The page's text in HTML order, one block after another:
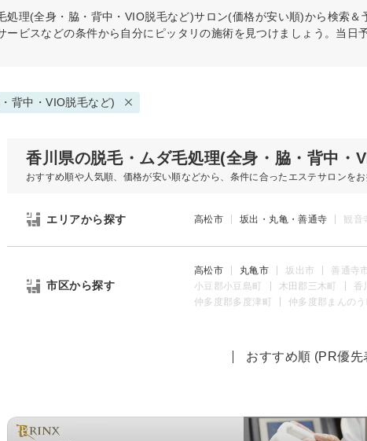
処理(全身・脇・背中・VIO脱毛など)サロン(価格が安い順)から検索＆
ービスなどの条件から自分にピッタリの施術を見つけましょう。当日
背中・VIO脱毛など)
香川県の脱毛・ムダ毛処理(全身・脇・背中・
おすすめ順や人気順、価格が安い順などから、条件に合ったエステサロンをお
エリアから探す 高松市 坂出・丸亀・善通寺 観音
市区から探す
高松市 丸亀市 坂出市 善通寺
小豆郡小豆島町
木田郡三木町 香
仲多度郡多度津町
仲多度郡まんのう
おすすめ順 (PR優先